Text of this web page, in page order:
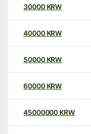
30000 KRW
40000 KRW
50000 KRW
60000 KRW
45000000 KRW